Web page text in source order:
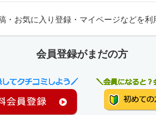
お気に入り登録・マイページなどを利
会員登録がまだの方